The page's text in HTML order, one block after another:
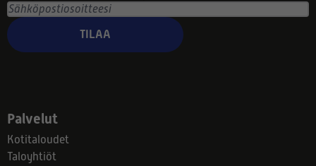
TILAA
Palvelut
Kotitaloudet
Taloyhtiöt